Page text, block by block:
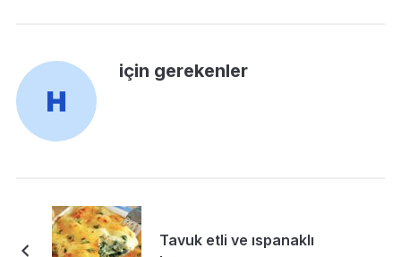
için gerekenler
Tavuk etli ve ıspanaklı